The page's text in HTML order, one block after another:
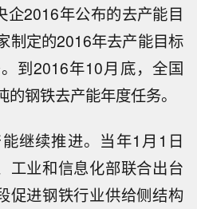
企2016年公布的去产能目
制定的2016年去产能目标
到2016年10月底，全国
钢铁去产能年度任务。
继续推进。当年1月1日
工业和信息化部联合出台
促进钢铁行业供给侧结构